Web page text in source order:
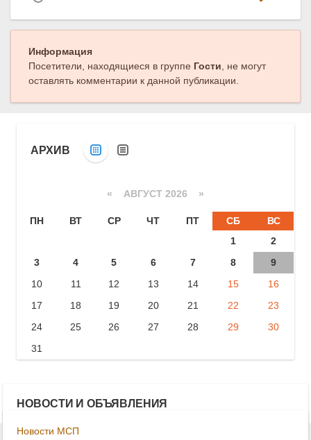
Информация
Посетители, находящиеся в группе Гости, не могут
оставлять комментарии к данной публикации.
АРХИВ
« АВГУСТ 2026 »
ПН ВТ СР ЧТ ПТ СБ
ВС
1
2
3
4 5 6 7 8
9
10
11 12 13 14 15
16
17
18 19 20 21 22
23
24
25 26 27 28 29
30
31
НОВОСТИ И ОБЪЯВЛЕНИЯ
Новости МСП